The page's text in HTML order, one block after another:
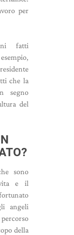
per
fatti
che la
segno
del
sono
e il
angeli
della